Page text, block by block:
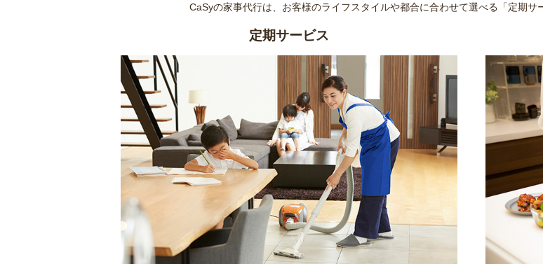
CaSyの家事代行は、お客様のライフスタイルや都合に合わせて選べる 「定期
定期サービス